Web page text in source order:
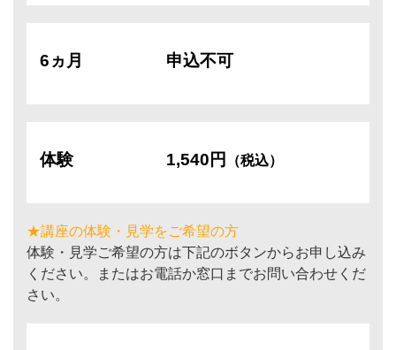
6ヵ月 申込不可
体験 1,540円 （税込）
★講座の体験・見学をご希望の方
体験・見学ご希望の方は下記のボタンからお申し込み
ください。またはお電話か窓口までお問い合わせくだ
さい。